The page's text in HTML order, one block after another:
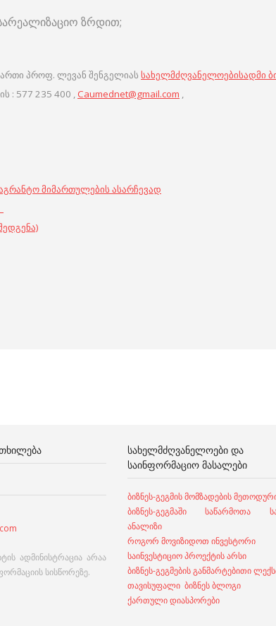
ზრდით;
პროფ. ლევან შენგელიას სახელმძღვანელოებისადმი
: 577 235 400 ,Caumednet@gmail.com ,
მიმართულების ასარჩევად
ადმინისტრაცია არაა
სისწორეზე.
ᲡᲐᲮᲔᲚᲛᲫᲦᲕᲐᲜᲔᲚᲝᲔᲑᲘ ᲓᲐ
ᲡᲐᲘᲜᲤᲝᲠᲛᲐᲪᲘᲝ ᲛᲐᲡᲐᲚᲔᲑᲘ
ბიზნეს-გეგმის მომზადების
ბიზნეს-გეგმაში საწარმოთა
ანალიზი
როგორ მოვიზიდოთ ინვესტორი
საინვესტიციო პროექტის არსი
ბიზნეს-გეგმების განმარტებითი
თავისუფალი ბიზნეს ბლოგი
ქართული დიასპორები